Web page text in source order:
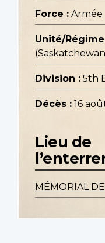
Force : Armée
Unité/
Division : 5th
Décès : 16
Lieu de
MÉMORIAL